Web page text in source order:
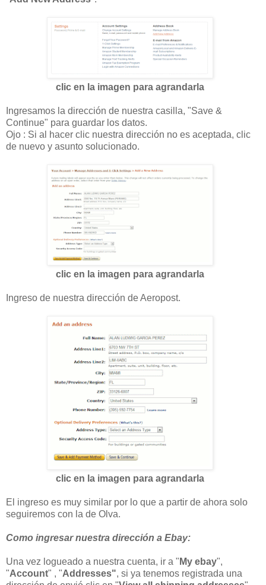
clic en la imagen para agrandarla
Ingresamos la dirección de nuestra casilla, "Save &
Continue" para guardar los datos.
Ojo : Si al hacer clic nuestra dirección no es aceptada, clic
de nuevo y asunto solucionado.
clic en la imagen para agrandarla
Ingreso de nuestra dirección de Aeropost.
clic en la imagen para agrandarla
El ingreso es muy similar por lo que a partir de ahora solo
seguiremos con la de Olva.
Como ingresar nuestra dirección a Ebay:
Una vez logueado a nuestra cuenta, ir a " My ebay",
"Account" , "Addresses", si ya tenemos registrada una